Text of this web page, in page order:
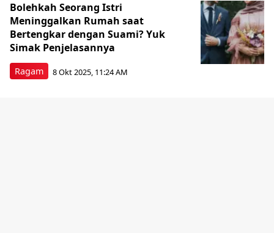
Ragam
Bolehkah Seorang Istri
Meninggalkan Rumah saat
Bertengkar dengan Suami? Yuk
Simak Penjelasannya
8 Okt 2025, 11:24 AM